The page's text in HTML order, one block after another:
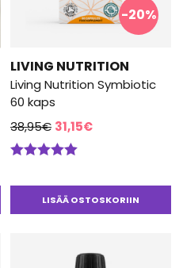
-20%
LIVING NUTRITION
Living Nutrition Symbiotic
60 kaps
38,95€ Alkuperäinen
hinta
38,95€.
31,15€Nykyinen
31,15€.
LISÄÄ OSTOSKORIIN